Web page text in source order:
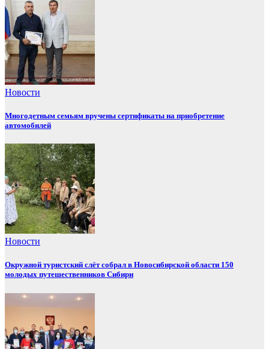
Новости
Многодетным семьям вручены сертификаты на приобретение
автомобилей
Новости
Окружной туристский слёт собрал в Новосибирской области 150
молодых путешественников Сибири